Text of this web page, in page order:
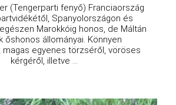
(Tengerparti fenyő) Franciaország
Spanyolországon és
Marokkóig honos, de Máltán
őshonos állományai. Könnyen
egyenes törzséről, vöröses
kérgéről, illetve ...